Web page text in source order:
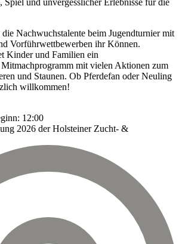
Spiel und unvergesslicher Erlebnisse für die
Nachwuchstalente beim Jugendturnier mit
Vorführwettbewerben ihr Können.
Kinder und Familien ein
Mitmachprogramm mit vielen Aktionen zum
und Staunen. Ob Pferdefan oder Neuling
willkommen!
12:00
2026 der Holsteiner Zucht- &